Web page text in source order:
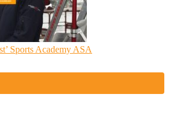
Sports Academy ASA